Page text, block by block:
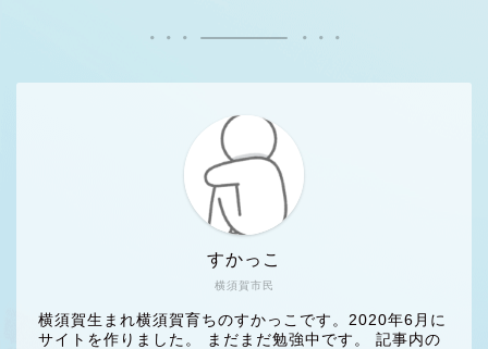
横須賀市民
すかっこ
横須賀生まれ横須賀育ちのすかっこです。2020年6月に
サイトを作りました。 まだまだ勉強中です。 記事内の